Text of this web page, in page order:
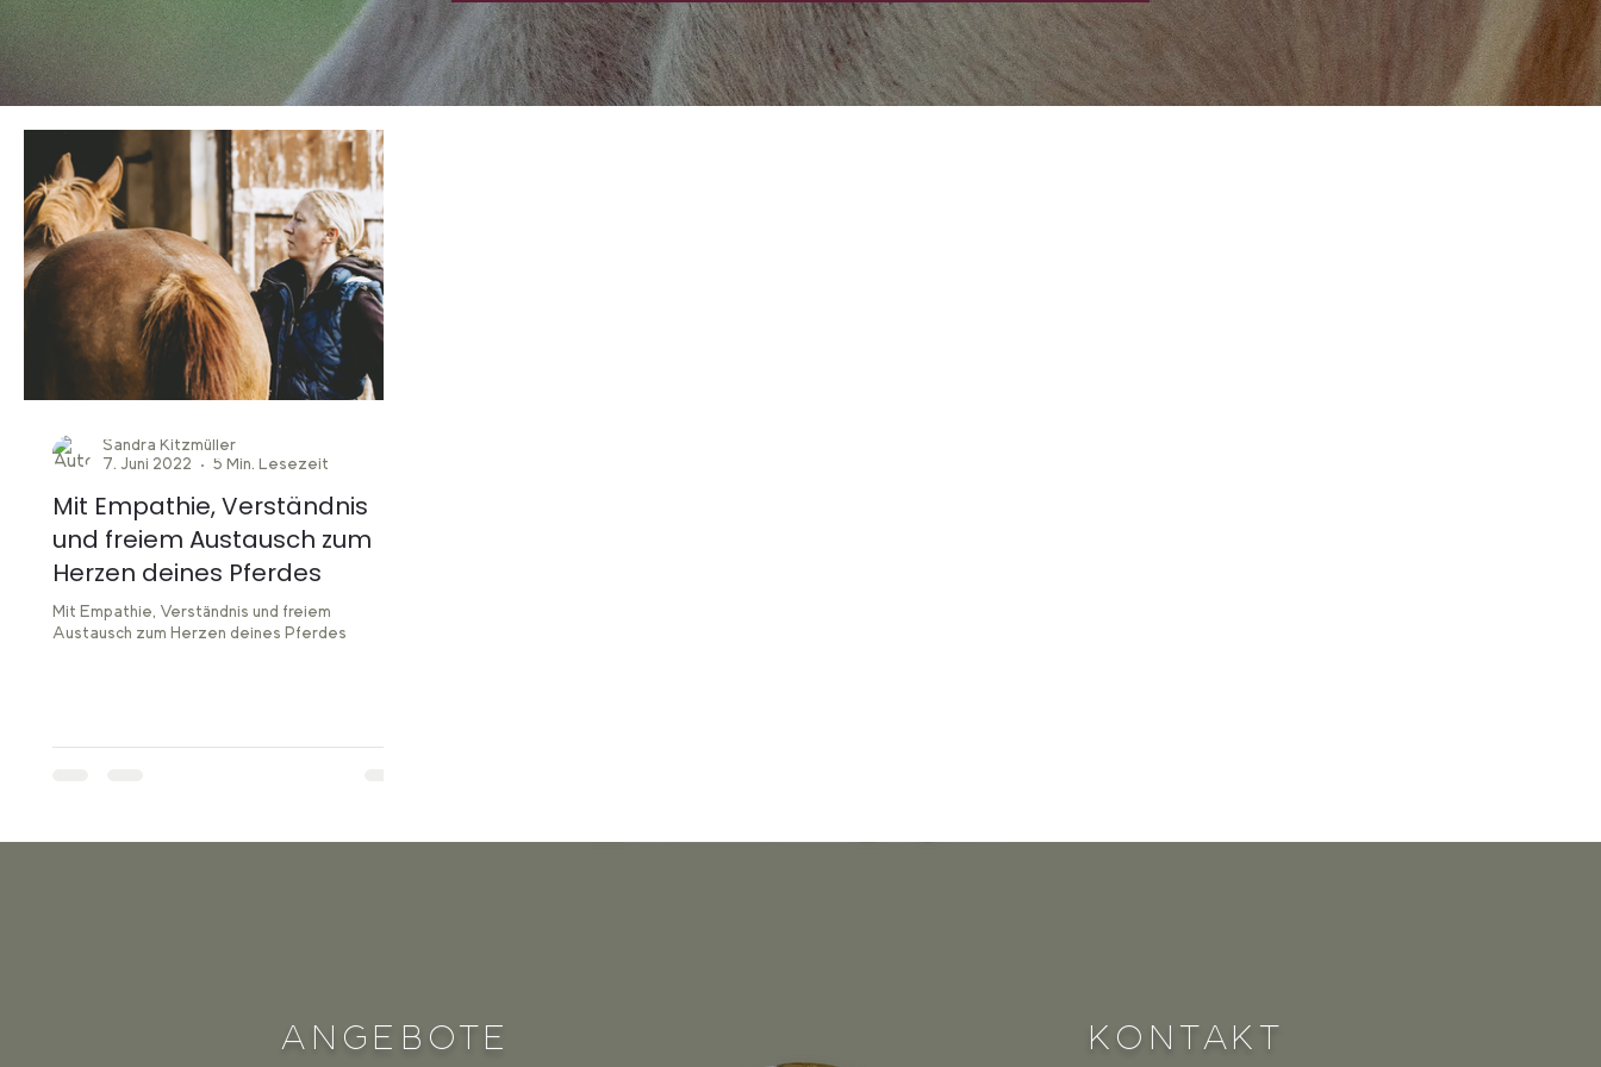
Mit Empathie, Verständnis
und freiem Austausch zum
Herzen deines Pferdes
Mit Empathie, Verständnis und freiem
Austausch zum Herzen deines Pferdes
Sandra Kitzmüller
7. Juni 2022
5 Min. Lesezeit
ANGEBOTE KONTAKT